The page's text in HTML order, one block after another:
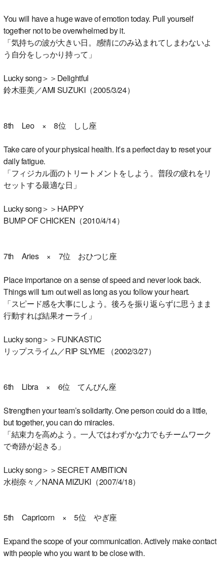
You will have a huge wave of emotion today. Pull yourself
together not to be overwhelmed by it.
「気持ちの波が大きい日。感情にのみ込まれてしまわないよ
う自分をしっかり持って」
Lucky song＞＞Delightful
鈴木亜美／AMI SUZUKI（2005/3/24）
8th Leo × 8位 しし座
Take care of your physical health. It’s a perfect day to reset your
daily fatigue.
「フィジカル面のトリートメントをしよう。普段の疲れをリ
セットする最適な日」
Lucky song＞＞HAPPY
BUMP OF CHICKEN（2010/4/14）
7th Aries × 7位 おひつじ座
Place importance on a sense of speed and never look back.
Things will turn out well as long as you follow your heart.
「スピード感を大事にしよう。後ろを振り返らずに思うまま
行動すれば結果オーライ」
Lucky song＞＞FUNKASTIC
リップスライム／RIP SLYME （2002/3/27）
6th Libra × 6位 てんびん座
Strengthen your team’s solidarity. One person could do a little,
but together, you can do miracles.
「結束力を高めよう。一人ではわずかな力でもチームワーク
で奇跡が起きる」
Lucky song＞＞SECRET AMBITION
水樹奈々／NANA MIZUKI（2007/4/18）
5th Capricorn × 5位 やぎ座
Expand the scope of your communication. Actively make contact
with people who you want to be close with.